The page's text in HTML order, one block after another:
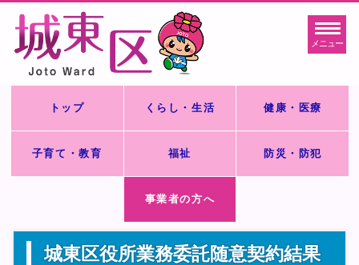
メニュー
トップ くらし・生活 健康・医療
子育て・教育 福祉 防災・防犯
事業者の方へ
城東区役所業務委託随意契約結果